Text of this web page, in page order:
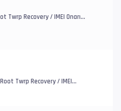
Twrp Recovery / IMEI Onarım
Sorunlar
Twrp Recovery / IMEI